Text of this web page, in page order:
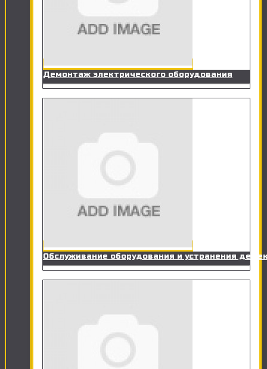
Демонтаж электрического оборудования
Обслуживание оборудования и устранения